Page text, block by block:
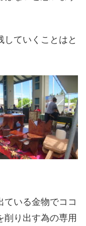
していくことはと
ている金物でココ
削り出す為の専用